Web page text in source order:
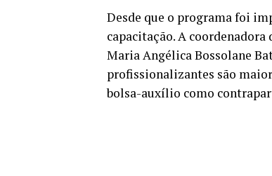
Desde que o programa foi
capacitação. A
Maria Angélica Bossolane
profissionalizantes são
bolsa-auxílio como